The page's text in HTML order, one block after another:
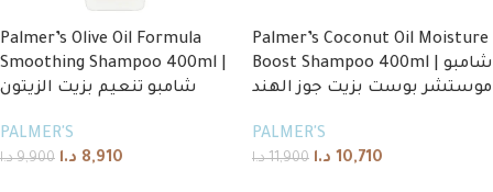
Palmer’s Olive Oil Formula
Smoothing Shampoo 400ml |
شامبو تنعيم بزيت الزيتون
PALMER'S
9,900 د.ا 8,910 د.ا
Palmer’s Coconut Oil Moisture
Boost Shampoo 400ml | شامبو
موستشر بوست بزيت جوز الهند
PALMER'S
11,900 د.ا 10,710 د.ا